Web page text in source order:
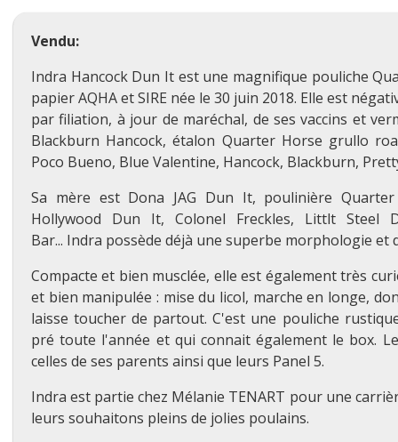
Vendu:
Indra Hancock Dun It est une magnifique pouliche
papier AQHA et SIRE née le 30 juin 2018. Elle est
par filiation, à jour de maréchal, de ses vaccins et
Blackburn Hancock, étalon Quarter Horse grullo
Poco Bueno, Blue Valentine, Hancock, Blackburn,
Sa mère est Dona JAG Dun It, poulinière
Hollywood Dun It, Colonel Freckles, Littlt Steel
Bar... Indra possède déjà une superbe morphologie et
Compacte et bien musclée, elle est également très
et bien manipulée : mise du licol, marche en longe,
laisse toucher de partout.C'est une pouliche
pré toute l'année et qui connait également le box.
celles de ses parents ainsi que leurs Panel 5.
Indra est partie chez Mélanie TENART pour une
leurs souhaitons pleins de jolies poulains.